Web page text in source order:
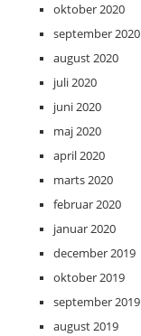
oktober 2020
september 2020
august 2020
juli 2020
juni 2020
maj 2020
april 2020
marts 2020
februar 2020
januar 2020
december 2019
oktober 2019
september 2019
august 2019